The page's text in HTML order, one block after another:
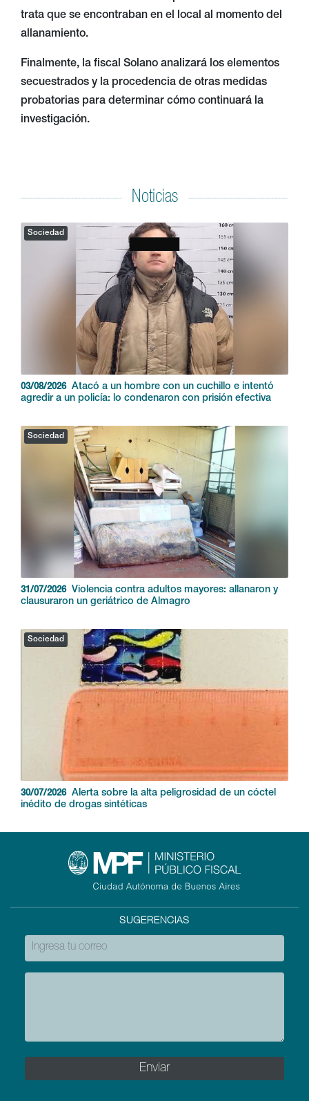
trata que se encontraban en el local al momento del
allanamiento.
Finalmente, la fiscal Solano analizará los elementos
secuestrados y la procedencia de otras medidas
probatorias para determinar cómo continuará la
investigación.
Noticias
Sociedad
03/08/2026
Atacó a un hombre con un cuchillo e intentó
agredir a un policía: lo condenaron con prisión efectiva
Sociedad
31/07/2026
Violencia contra adultos mayores: allanaron y
clausuraron un geriátrico de Almagro
Sociedad
30/07/2026
Alerta sobre la alta peligrosidad de un cóctel
inédito de drogas sintéticas
SUGERENCIAS